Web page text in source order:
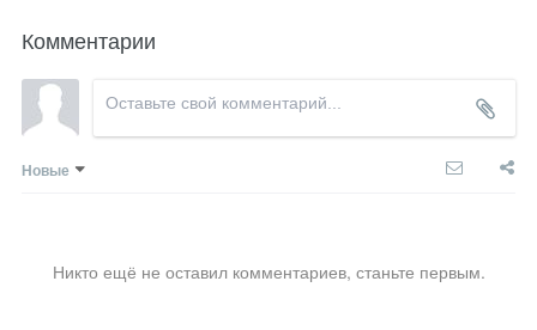
Комментарии
Новые
Никто ещё не оставил комментариев, станьте первым.